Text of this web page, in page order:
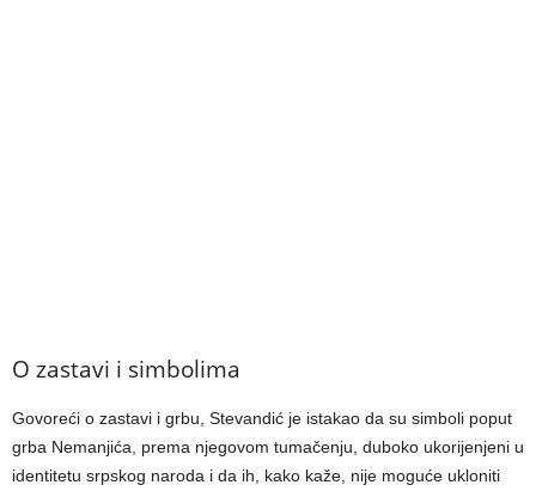
O zastavi i simbolima
Govoreći o zastavi i grbu, Stevandić je istakao da su simboli poput
grba Nemanjića, prema njegovom tumačenju, duboko ukorijenjeni u
identitetu srpskog naroda i da ih, kako kaže, nije moguće ukloniti